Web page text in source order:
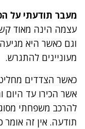
מעבר תודעתי על
עצמה הינה מאוד
וגם כאשר היא
מעוניינים להתגרש.
כאשר הצדדים
אשר הכירו עד
להרכב משפחתי
תודעה. אין זה אומר